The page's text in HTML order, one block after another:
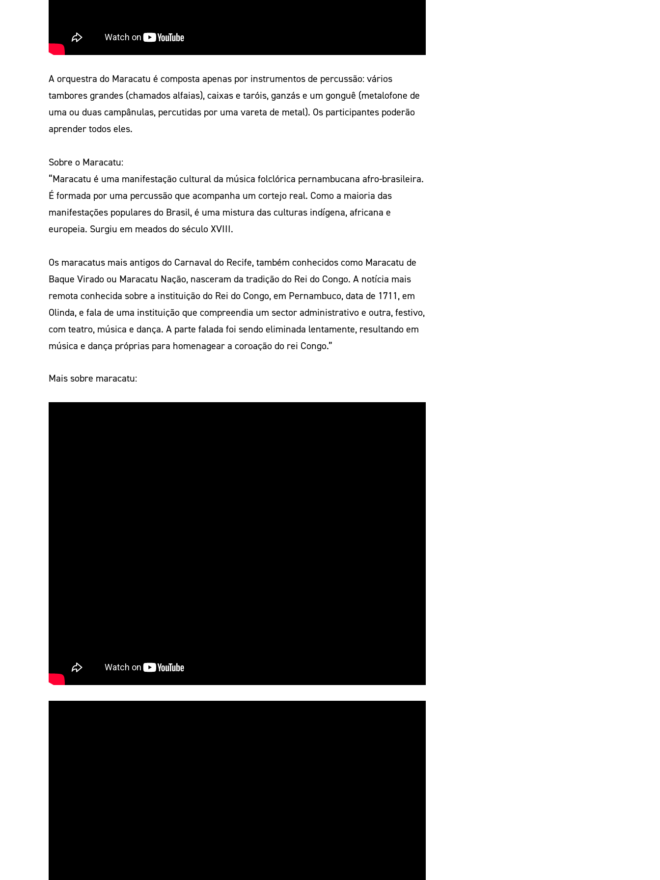
A orquestra do Maracatu é composta apenas por instrumentos de percussão: vários
tambores grandes (chamados alfaias), caixas e taróis, ganzás e um gonguê (metalofone de
uma ou duas campânulas, percutidas por uma vareta de metal). Os participantes poderão
aprender todos eles.
Sobre o Maracatu:
“Maracatu é uma manifestação cultural da música folclórica pernambucana afro-brasileira.
É formada por uma percussão que acompanha um cortejo real. Como a maioria das
manifestações populares do Brasil, é uma mistura das culturas indígena, africana e
europeia. Surgiu em meados do século XVIII.
Os maracatus mais antigos do Carnaval do Recife, também conhecidos como Maracatu de
Baque Virado ou Maracatu Nação, nasceram da tradição do Rei do Congo. A notícia mais
remota conhecida sobre a instituição do Rei do Congo, em Pernambuco, data de 1711, em
Olinda, e fala de uma instituição que compreendia um sector administrativo e outra, festivo,
com teatro, música e dança. A parte falada foi sendo eliminada lentamente, resultando em
música e dança próprias para homenagear a coroação do rei Congo.”
Mais sobre maracatu: